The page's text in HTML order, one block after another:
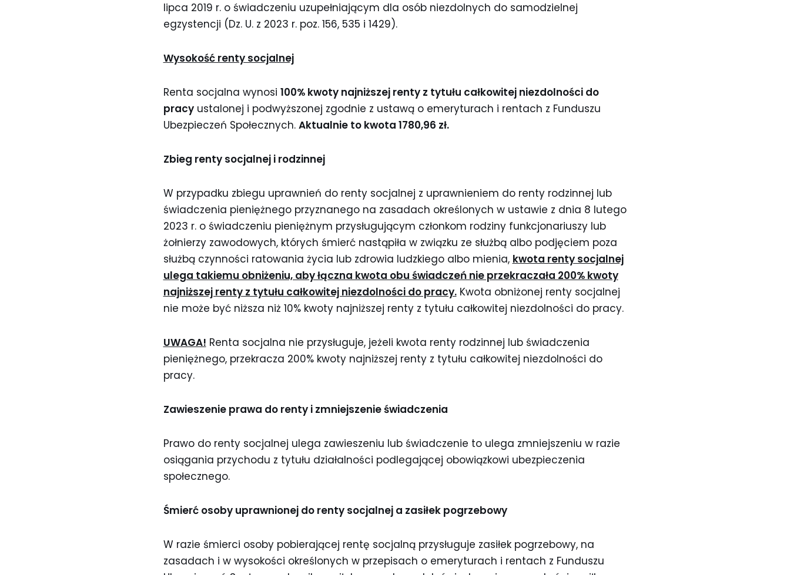
lipca 2019 r. o świadczeniu uzupełniającym dla osób niezdolnych do samodzielnej
egzystencji (Dz. U. z 2023 r. poz. 156, 535 i 1429).
Wysokość renty socjalnej
Renta socjalna wynosi 100% kwoty najniższej renty z tytułu całkowitej niezdolności do
pracyustalonej i podwyższonej zgodnie z ustawą o emeryturach i rentach z Funduszu
Ubezpieczeń Społecznych. Aktualnie to kwota 1780,96 zł.
Zbieg renty socjalnej i rodzinnej
W przypadku zbiegu uprawnień do renty socjalnej z uprawnieniem do renty rodzinnej lub
świadczenia pieniężnego przyznanego na zasadach określonych w ustawie z dnia 8 lutego
2023 r. o świadczeniu pieniężnym przysługującym członkom rodziny funkcjonariuszy lub
żołnierzy zawodowych, których śmierć nastąpiła w związku ze służbą albo podjęciem poza
służbą czynności ratowania życia lub zdrowia ludzkiego albo mienia, kwota renty socjalnej
ulega takiemu obniżeniu, aby łączna kwota obu świadczeń nie przekraczała 200% kwoty
najniższej renty z tytułu całkowitej niezdolności do pracy.Kwota obniżonej renty socjalnej
nie może być niższa niż 10% kwoty najniższej renty z tytułu całkowitej niezdolności do pracy.
UWAGA! Renta socjalna nie przysługuje, jeżeli kwota renty rodzinnej lub świadczenia
pieniężnego, przekracza 200% kwoty najniższej renty z tytułu całkowitej niezdolności do
pracy.
Zawieszenie prawa do renty i zmniejszenie świadczenia
Prawo do renty socjalnej ulega zawieszeniu lub świadczenie to ulega zmniejszeniu w razie
osiągania przychodu z tytułu działalności podlegającej obowiązkowi ubezpieczenia
społecznego.
Śmierć osoby uprawnionej do renty socjalnej a zasiłek pogrzebowy
W razie śmierci osoby pobierającej rentę socjalną przysługuje zasiłek pogrzebowy, na
zasadach i w wysokości określonych w przepisach o emeryturach i rentach z Funduszu